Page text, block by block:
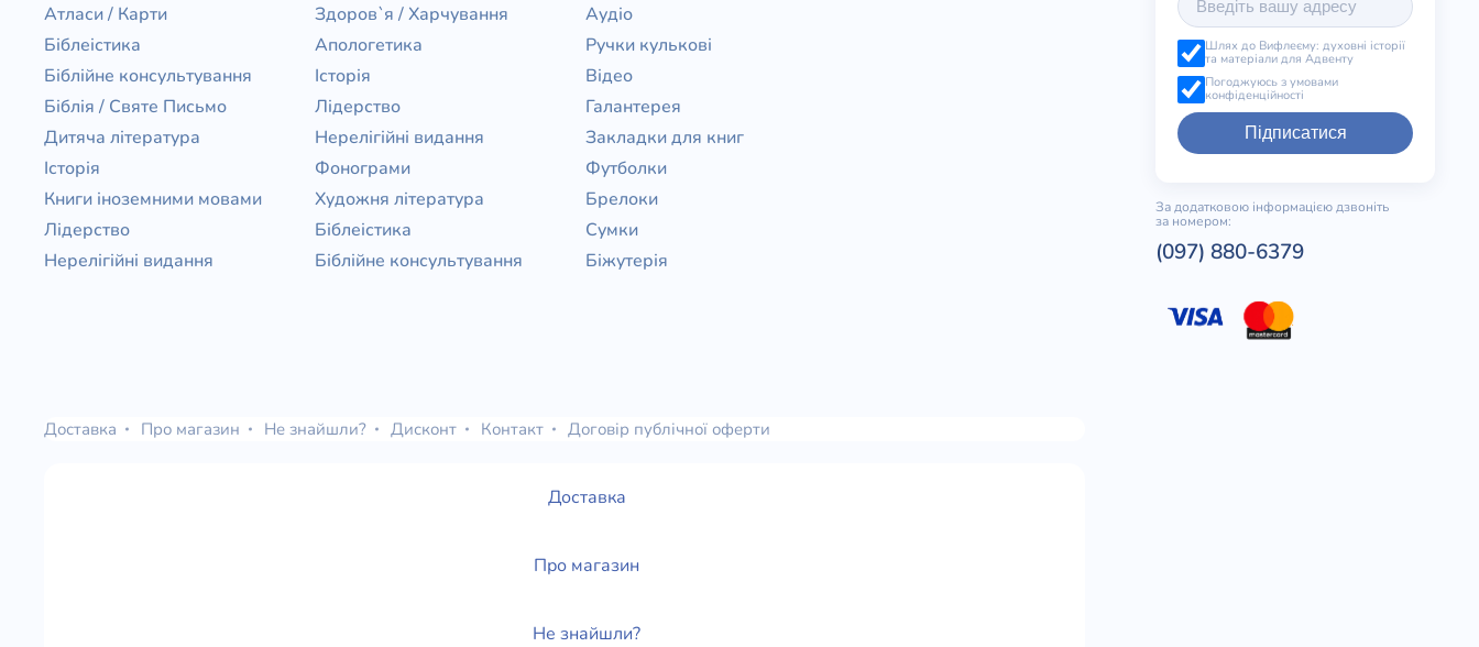
Атласи / Карти
Біблеістика
Біблійне консультування
Біблія / Святе Письмо
Дитяча література
Історія
Книги іноземними мовами
Лідерство
Нерелігійні видання
Здоров`я / Харчування
Апологетика
Історія
Лідерство
Нерелігійні видання
Фонограми
Художня література
Біблеістика
Біблійне консультування
Аудіо
Ручки кулькові
Відео
Галантерея
Закладки для книг
Футболки
Брелоки
Сумки
Біжутерія
Шлях до Вифлеєму: духовні історії
та матеріали для Адвенту
Погоджуюсь з умовами
конфіденційності
Підписатися
За додатковою інформацією дзвоніть
за номером:
(097) 880-6379
Доставка Про магазин Не знайшли? Дисконт Контакт Договір публічної оферти
Доставка
Про магазин
Не знайшли?